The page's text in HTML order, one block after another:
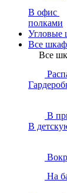
В офис
полками
Угловые
Все
Все
В
В
На